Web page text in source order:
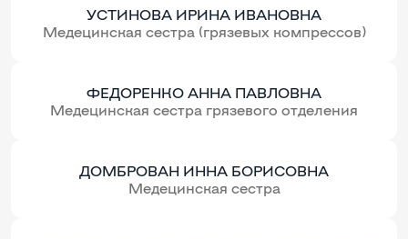
УСТИНОВА ИРИНА ИВАНОВНА
Медецинская сестра (грязевых компрессов)
ФЕДОРЕНКО АННА ПАВЛОВНА
Медецинская сестра грязевого отделения
ДОМБРОВАН ИННА БОРИСОВНА
Медецинская сестра